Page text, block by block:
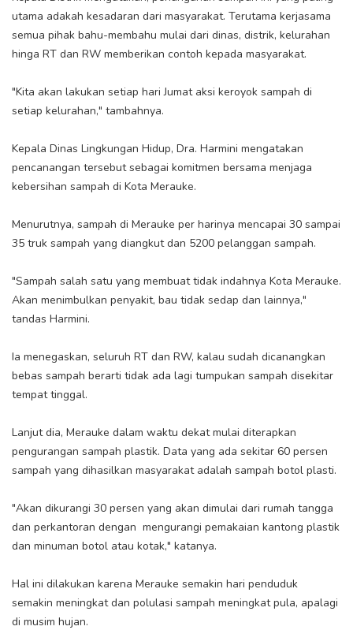
utama adakah kesadaran dari masyarakat. Terutama kerjasama
semua pihak bahu-membahu mulai dari dinas, distrik, kelurahan
hinga RT dan RW memberikan contoh kepada masyarakat.
"Kita akan lakukan setiap hari Jumat aksi keroyok sampah di
setiap kelurahan," tambahnya.
Kepala Dinas Lingkungan Hidup, Dra. Harmini mengatakan
pencanangan tersebut sebagai komitmen bersama menjaga
kebersihan sampah di Kota Merauke.
Menurutnya, sampah di Merauke per harinya mencapai 30 sampai
35 truk sampah yang diangkut dan 5200 pelanggan sampah.
"Sampah salah satu yang membuat tidak indahnya Kota Merauke.
Akan menimbulkan penyakit, bau tidak sedap dan lainnya,"
tandas Harmini.
Ia menegaskan, seluruh RT dan RW, kalau sudah dicanangkan
bebas sampah berarti tidak ada lagi tumpukan sampah disekitar
tempat tinggal.
Lanjut dia, Merauke dalam waktu dekat mulai diterapkan
pengurangan sampah plastik. Data yang ada sekitar 60 persen
sampah yang dihasilkan masyarakat adalah sampah botol plasti.
"Akan dikurangi 30 persen yang akan dimulai dari rumah tangga
dan perkantoran dengan mengurangi pemakaian kantong plastik
dan minuman botol atau kotak," katanya.
Hal ini dilakukan karena Merauke semakin hari penduduk
semakin meningkat dan polulasi sampah meningkat pula, apalagi
di musim hujan.